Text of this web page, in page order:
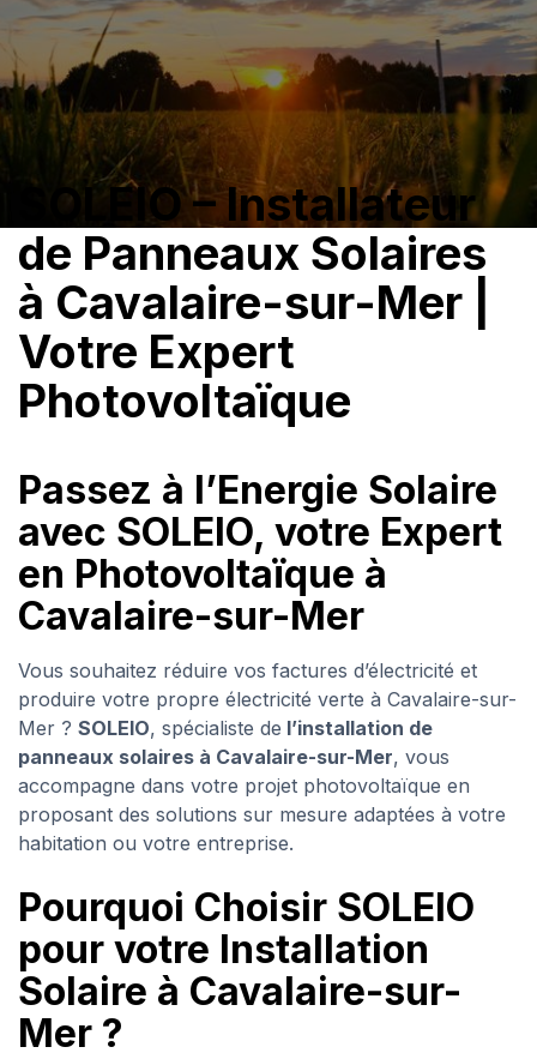
SOLEIO – Installateur
de Panneaux Solaires
à Cavalaire-sur-Mer |
Votre Expert
Photovoltaïque
Passez à l’Energie Solaire
avec SOLEIO, votre Expert
en Photovoltaïque à
Cavalaire-sur-Mer
Vous souhaitez réduire vos factures d’électricité et
produire votre propre électricité verte à Cavalaire-sur-
Mer ? SOLEIO, spécialiste de l’installation de
panneaux solaires à Cavalaire-sur-Mer, vous
accompagne dans votre projet photovoltaïque en
proposant des solutions sur mesure adaptées à votre
habitation ou votre entreprise.
Pourquoi Choisir SOLEIO
pour votre Installation
Solaire à Cavalaire-sur-
Mer ?